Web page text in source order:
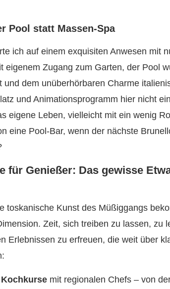
Pool statt Massen-Spa
ich auf einem exquisiten Anwesen mit
eigenem Zugang zum Garten, der Pool
und dem unüberhörbaren Charme
und Animationsprogramm hier nicht
eigene Leben, vielleicht mit ein wenig
eine Pool-Bar, wenn der nächste
für Genießer: Das gewisse
toskanische Kunst des Müßiggangs
Zeit, sich treiben zu lassen, zu
Erlebnissen zu erfreuen, die weit über
mit regionalen Chefs – von